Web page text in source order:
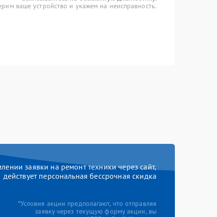
ваше устройство и укажем на неисправность.
заявки на ремонт техники через сайт,
действует персональная бессрочная скидка
*Условия акции предполагают, что отправляя
заявку через текущую форму акции, вы